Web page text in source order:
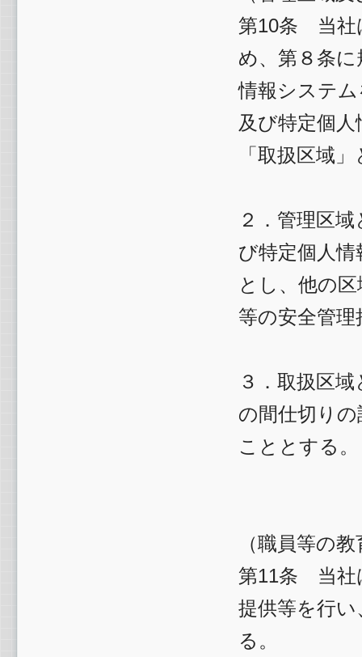
第10条 当社
め、第８条
情報システ
及び特定個
「取扱区域
２．管理区
び特定個人
とし、他の
等の安全管
３．取扱区
の間仕切り
こととする。
（職員等の
第11条 当社
提供等を行
る。